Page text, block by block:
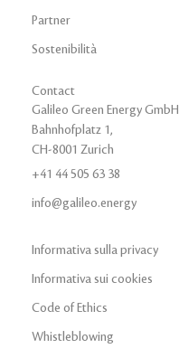
Partner
Sostenibilità
Contact
Galileo Green Energy GmbH
Bahnhofplatz 1,
CH-8001 Zurich
+41 44 505 63 38
info@galileo.energy
Informativa sulla privacy
Informativa sui cookies
Code of Ethics
Whistleblowing